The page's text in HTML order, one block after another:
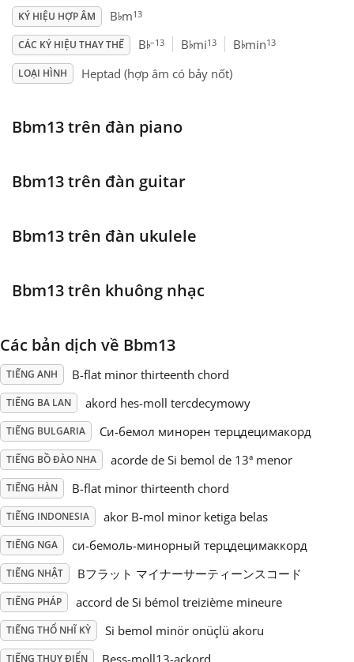
한국어
हिन्दी
Italiano
日本語
Polski
Português
Русский
Tiếng Việt
Türkçe
Українська
简体中文
繁體中文
KÝ HIỆU HỢP ÂM B♭m13
CÁC KÝ HIỆU THAY THẾ B♭–13 B♭mi13 B♭min13
LOẠI HÌNH Heptad (hợp âm có bảy nốt)
Bbm13 trên đàn piano
Bbm13 trên đàn guitar
Bbm13 trên đàn ukulele
Bbm13 trên khuông nhạc
Các bản dịch về Bbm13
TIẾNG ANH B-flat minor thirteenth chord
TIẾNG BA LAN akord hes-moll tercdecymowy
TIẾNG BULGARIA Си-бемол минорен терцдецимакорд
TIẾNG BỒ ĐÀO NHA acorde de Si bemol de 13ª menor
TIẾNG HÀN B-flat minor thirteenth chord
TIẾNG INDONESIA akor B-mol minor ketiga belas
TIẾNG NGA си-бемоль-минорный терцдецимаккорд
TIẾNG NHẬT Bフラット マイナーサーティーンスコード
TIẾNG PHÁP accord de Si bémol treizième mineure
TIẾNG THỔ NHĨ KỲ Si bemol minör onüçlü akoru
TIẾNG THỤY ĐIỂN